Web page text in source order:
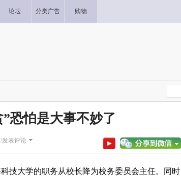
论坛 分类广告 购物
恐怕是大事不妙了
发表评论
技大学的职务从校长降为校务委员会主任。同时